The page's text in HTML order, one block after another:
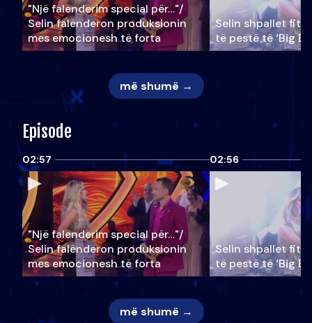
"Një falenderim special për…"/
Selin falënderon produksionin
mes emocionesh të forta
Selin shpallet
të pestë të ‘Big
më shumë →
Episode
02:57
"Një falenderim special për…"/
Selin falënderon produksionin
mes emocionesh të forta
02:56
Selin shpallet
të pestë të ‘Big
më shumë →